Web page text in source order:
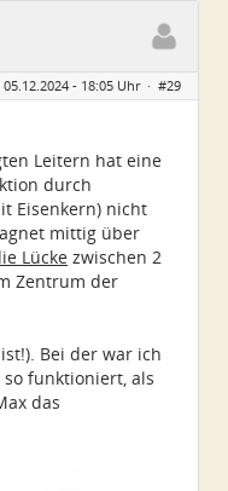
05.12.2024 - 18:05 Uhr · #29
Leitern hat eine
durch
Eisenkern) nicht
mittig über
Lücke zwischen 2
Zentrum der
Bei der war ich
funktioniert, als
das